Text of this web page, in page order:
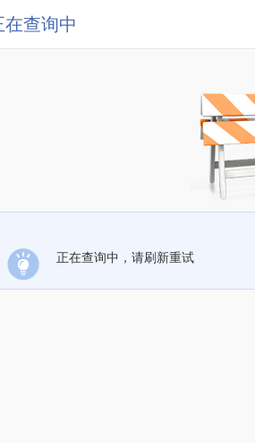
在查询中
正在查询中，请刷新重试